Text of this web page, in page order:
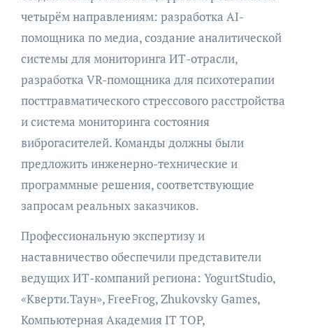
четырём направлениям: разработка AI-
помощника по медиа, создание аналитической
системы для мониторинга ИТ-отрасли,
разработка VR-помощника для психотерапии
посттравматического стрессового расстройства
и система мониторинга состояния
виброгасителей. Команды должны были
предложить инженерно-технические и
программные решения, соответствующие
запросам реальных заказчиков.
Профессиональную экспертизу и
наставничество обеспечили представители
ведущих ИТ-компаний региона: YogurtStudio,
«Кверти.Таун», FreeFrog, Zhukovsky Games,
Компьютерная Академия IT TOP,